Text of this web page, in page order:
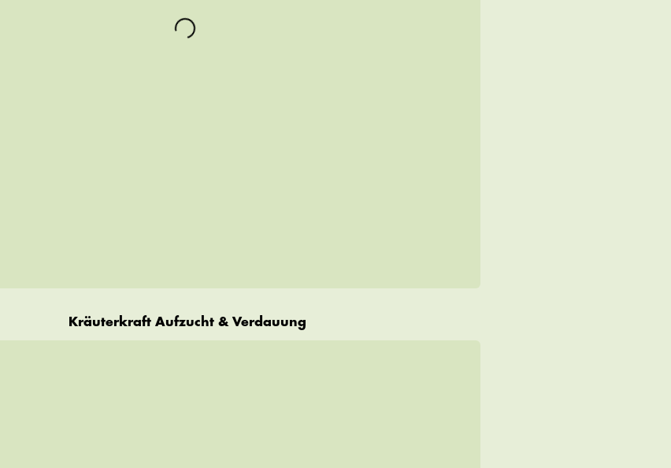
Kräuterkraft Aufzucht & Verdauung